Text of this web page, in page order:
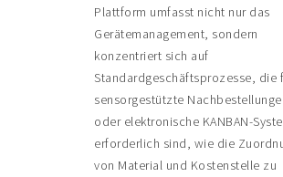
Plattform umfasst nicht nur das
Gerätemanagement, sondern
konzentriert sich auf
Standardgeschäftsprozesse, die
sensorgestützte
oder elektronische KANBAN-
erforderlich sind, wie die
von Material und Kostenstelle zu